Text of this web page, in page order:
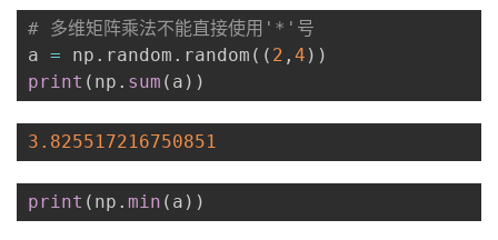
# 多维矩阵乘法不能直接使用'*'号
a = np . random . random ( ( 2 , 4 ) )
print ( np . sum ( a ) )
3.825517216750851
print ( np . min ( a ) )